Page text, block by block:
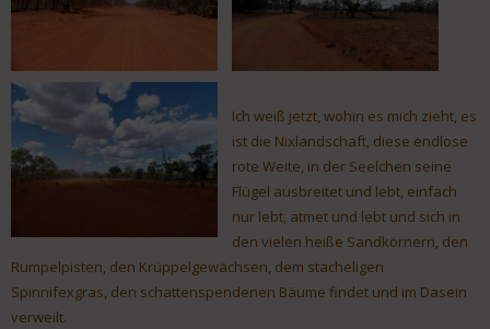
Ich weiß jetzt, wohin es mich zieht, es
ist die Nixlandschaft, diese endlose
rote Weite, in der Seelchen seine
Flügel ausbreitet und lebt, einfach
nur lebt, atmet und lebt und sich in
den vielen heiße Sandkörnern, den
Rumpelpisten, den Krüppelgewächsen, dem stacheligen
Spinnifexgras, den schattenspendenen Bäume findet und im Dasein
verweilt.